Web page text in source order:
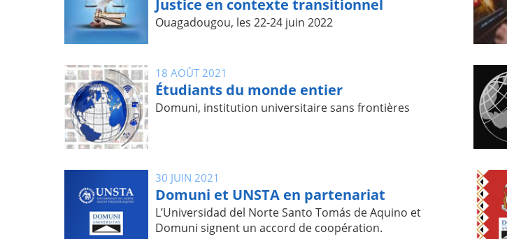
Justice en contexte transitionnel
Ouagadougou, les 22-24 juin 2022
18 AOÛT 2021
Étudiants du monde entier
Domuni, institution universitaire sans frontières
30 JUIN 2021
Domuni et UNSTA en partenariat
L’Universidad del Norte Santo Tomás de Aquino et
Domuni signent un accord de coopération.